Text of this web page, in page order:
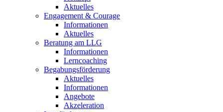
Aktuelles
Engagement & Courage
Informationen
Aktuelles
Beratung am LLG
Informationen
Lerncoaching
Begabungsförderung
Aktuelles
Informationen
Angebote
Akzeleration